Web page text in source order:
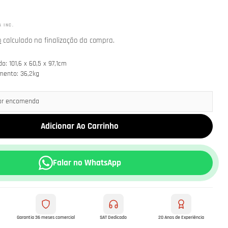
modal
INC.
calculado na finalização da compra.
101,6 x 60,5 x 97,1cm
36,2kg
encomenda
Adicionar Ao Carrinho
Falar no WhatsApp
Garantia 36 meses comercial SAT Dedicado 20 Anos de Experiência